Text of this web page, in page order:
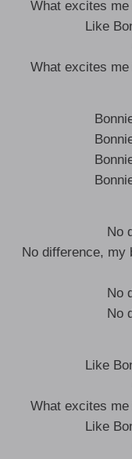
What excites
Like
What excites
No
No difference, my
No
No
Like
What excites
Like